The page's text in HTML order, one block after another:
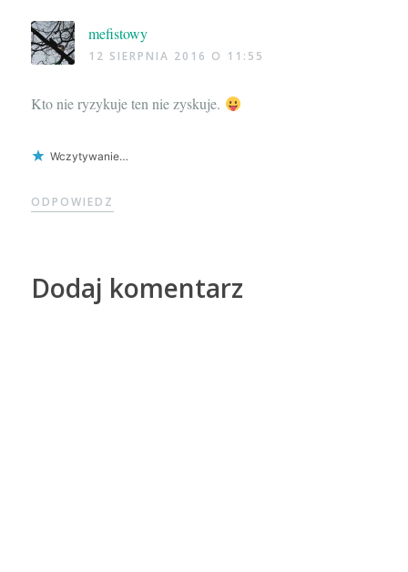
mefistowy
12 SIERPNIA 2016 O 11:55
Kto nie ryzykuje ten nie zyskuje.
Wczytywanie…
ODPOWIEDZ
Dodaj komentarz